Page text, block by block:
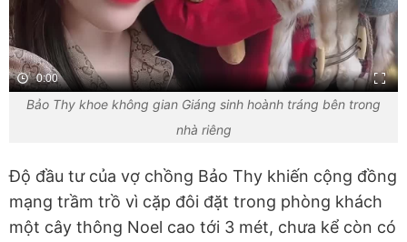
0:00
Bảo Thy khoe không gian Giáng sinh hoành tráng bên trong
nhà riêng
Độ đầu tư của vợ chồng Bảo Thy khiến cộng đồng
mạng trầm trồ vì cặp đôi đặt trong phòng khách
một cây thông Noel cao tới 3 mét, chưa kể còn có